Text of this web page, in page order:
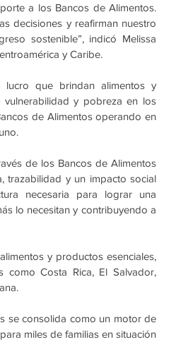
a los Bancos de Alimentos.
decisiones y reafirman nuestro
sostenible”, indicó Melissa
y Caribe.
lucro que brindan alimentos y
y pobreza en los
de Alimentos operando en
de los Bancos de Alimentos
trazabilidad y un impacto social
necesaria para lograr una
lo necesitan y contribuyendo a
y productos esenciales,
Costa Rica, El Salvador,
se consolida como un motor de
miles de familias en situación